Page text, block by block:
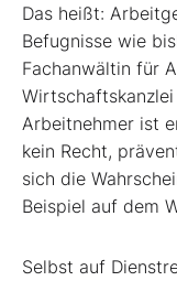
Das heißt:
Befugnisse wie
Fachanwältin für
Arbeitnehmer ist
kein Recht,
sich die
Beispiel auf dem
Selbst auf